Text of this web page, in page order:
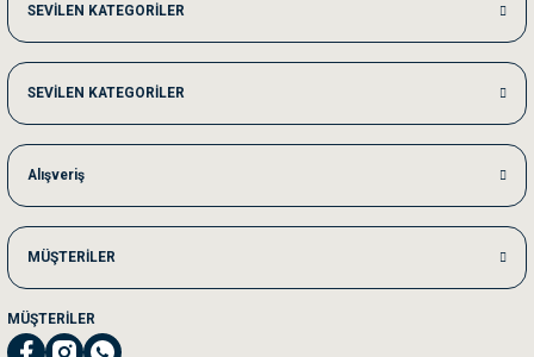
Akşam verdiğim sipariş bir sonraki gün elime ulaştı. Jack russell köpeğim
Ka***** Ar******
SEVİLEN KATEGORİLER
SEVİLEN KATEGORİLER
Alışveriş
MÜŞTERİLER
MÜŞTERİLER